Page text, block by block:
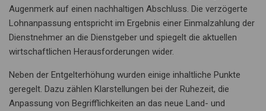
Augenmerk auf einen nachhaltigen Abschluss. Die verzögerte
Lohnanpassung entspricht im Ergebnis einer Einmalzahlung der
Dienstnehmer an die Dienstgeber und spiegelt die aktuellen
wirtschaftlichen Herausforderungen wider.
Neben der Entgelterhöhung wurden einige inhaltliche Punkte
geregelt. Dazu zählen Klarstellungen bei der Ruhezeit, die
Anpassung von Begrifflichkeiten an das neue Land- und